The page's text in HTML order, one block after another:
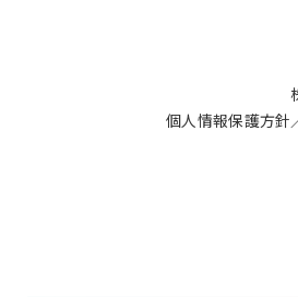
個人情報保護方針